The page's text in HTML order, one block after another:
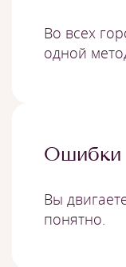
Во всех
одной
Ошибки
Вы
понятно.